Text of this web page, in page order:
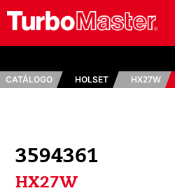
CATÁLOGO HOLSET HX27W
3594361
HX27W